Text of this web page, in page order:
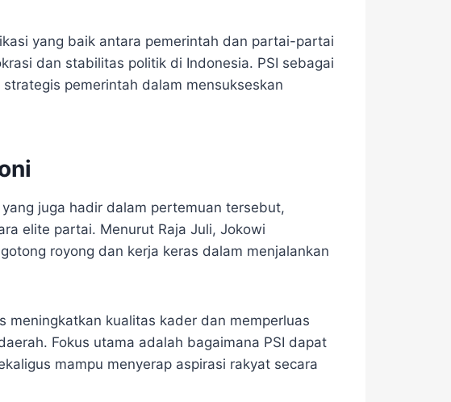
yang baik antara pemerintah dan partai-partai
dan stabilitas politik di Indonesia. PSI sebagai
pemerintah dalam mensukseskan
juga hadir dalam pertemuan tersebut,
elite partai. Menurut Raja Juli, Jokowi
royong dan kerja keras dalam menjalankan
meningkatkan kualitas kader dan memperluas
Fokus utama adalah bagaimana PSI dapat
mampu menyerap aspirasi rakyat secara